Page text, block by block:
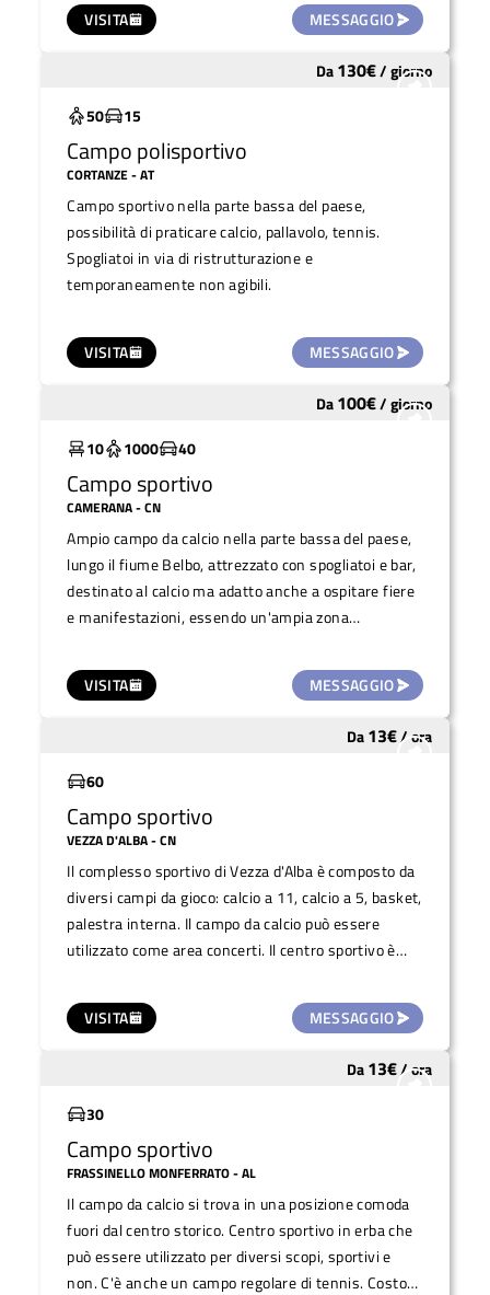
VISITA MESSAGGIO
VISITA MESSAGGIO
Da 130€/giorno
50
15
Campo polisportivo
CORTANZE- AT
Campo sportivo nella parte bassa del paese,
possibilità di praticare calcio, pallavolo, tennis.
Spogliatoi in via di ristrutturazione e
temporaneamente non agibili.
VISITA MESSAGGIO
Da 100€/giorno
10
1000 40
Campo sportivo
CAMERANA- CN
Ampio campo da calcio nella parte bassa del paese,
lungo il fiume Belbo, attrezzato con spogliatoi e bar,
destinato al calcio ma adatto anche a ospitare fiere
e manifestazioni, essendo un'ampia zona
VISITA MESSAGGIO
Da 13€/ora
60
Campo sportivo
VEZZA D'ALBA- CN
Il complesso sportivo di Vezza d'Alba è composto da
diversi campi da gioco: calcio a 11, calcio a 5, basket,
palestra interna. Il campo da calcio può essere
utilizzato come area concerti. Il centro sportivo è
private/incontri.
Da 13€/ora
30
Campo sportivo
FRASSINELLO MONFERRATO- AL
Il campo da calcio si trova in una posizione comoda
fuori dal centro storico. Centro sportivo in erba che
può essere utilizzato per diversi scopi, sportivi e
non. C'è anche un campo regolare di tennis. Costo